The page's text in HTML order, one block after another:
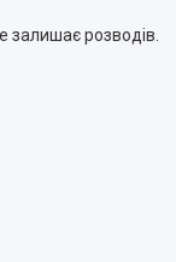
залишає розводів.